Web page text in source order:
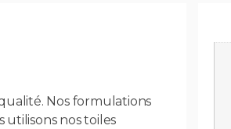
Nos formulations
utilisons nos toiles